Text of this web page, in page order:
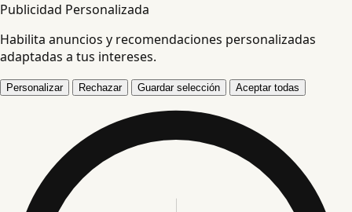
Publicidad Personalizada
Habilita anuncios y recomendaciones personalizadas
adaptadas a tus intereses.
Personalizar Rechazar Guardar selección Aceptar todas